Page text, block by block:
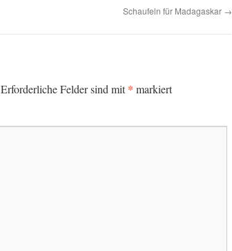
Schaufeln für Madagaskar →
Erforderliche Felder sind mit* markiert